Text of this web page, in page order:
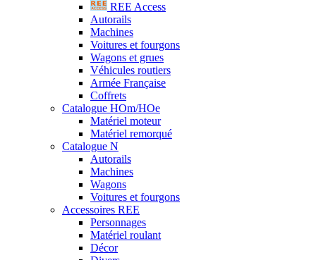
REE Access
Autorails
Machines
Voitures et fourgons
Wagons et grues
Véhicules routiers
Armée Française
Coffrets
Catalogue HOm/HOe
Matériel moteur
Matériel remorqué
Catalogue N
Autorails
Machines
Wagons
Voitures et fourgons
Accessoires REE
Personnages
Matériel roulant
Décor